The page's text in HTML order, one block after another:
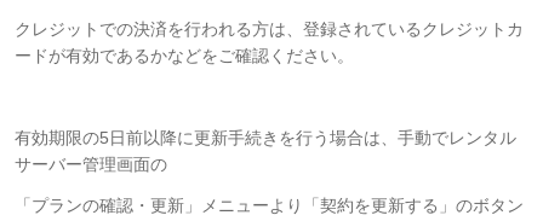
クレジットでの決済を行われる方は、登録されているクレジットカ
ードが有効であるかなどをご確認ください。
有効期限の5日前以降に更新手続きを行う場合は、手動でレンタル
サーバー管理画面の
「プランの確認・更新」メニューより「契約を更新する」のボタン